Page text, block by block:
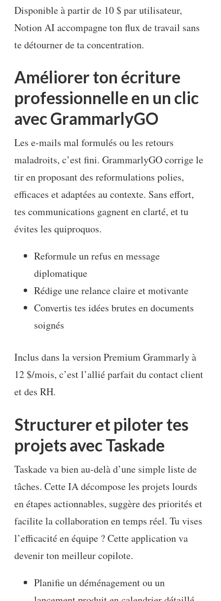
Disponible à partir de 10 $ par utilisateur,
Notion AI accompagne ton flux de travail sans
te détourner de ta concentration.
Améliorer ton écriture
professionnelle en un clic
avec GrammarlyGO
Les e-mails mal formulés ou les retours
maladroits, c’est fini. GrammarlyGO corrige le
tir en proposant des reformulations polies,
efficaces et adaptées au contexte. Sans effort,
tes communications gagnent en clarté, et tu
évites les quiproquos.
Reformule un refus en message
diplomatique
Rédige une relance claire et motivante
Convertis tes idées brutes en documents
soignés
Inclus dans la version Premium Grammarly à
12 $/mois, c’est l’allié parfait du contact client
et des RH.
Structurer et piloter tes
projets avec Taskade
Taskade va bien au-delà d’une simple liste de
tâches. Cette IA décompose les projets lourds
en étapes actionnables, suggère des priorités et
facilite la collaboration en temps réel. Tu vises
l’efficacité en équipe ? Cette application va
devenir ton meilleur copilote.
Planifie un déménagement ou un